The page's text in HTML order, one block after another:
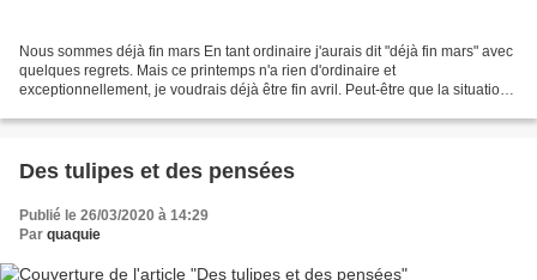
Nous sommes déjà fin mars En tant ordinaire j'aurais dit "déjà fin mars" avec
quelques regrets. Mais ce printemps n'a rien d'ordinaire et
exceptionnellement, je voudrais déjà être fin avril. Peut-être que la situation
Des tulipes et des pensées
Publié le 26/03/2020 à 14:29
Par quaquie